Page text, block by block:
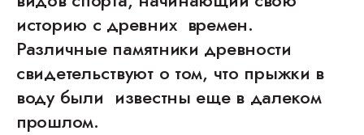
историю с древних времен.
Различные памятники древности
свидетельствуют о том, что прыжки в
воду были известны еще в далеком
прошлом.